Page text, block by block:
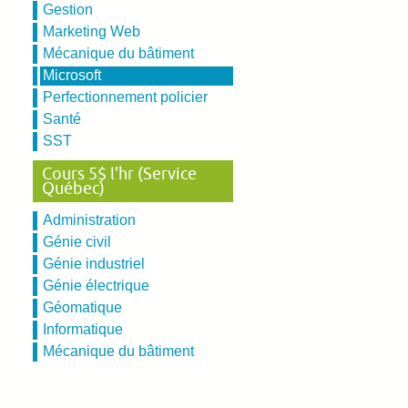
Gestion
Marketing Web
Mécanique du bâtiment
Microsoft
Perfectionnement policier
Santé
SST
Cours 5$ l'hr (Service
Québec)
Administration
Génie civil
Génie industriel
Génie électrique
Géomatique
Informatique
Mécanique du bâtiment